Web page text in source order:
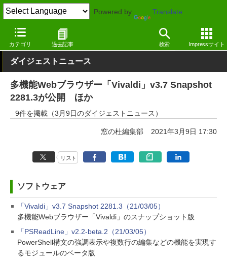
Powered by Translate
カテゴリ 過去記事 検索 Impressサイト
窓の杜 その他の話題 アップデート
ダイジェストニュース
多機能Webブラウザー「Vivaldi」v3.7 Snapshot
2281.3が公開 ほか
9件を掲載（3月9日のダイジェストニュース）
窓の杜編集部 2021年3月9日 17:30
リスト
ソフトウェア
「Vivaldi」v3.7 Snapshot 2281.3（21/03/05）
多機能Webブラウザー「Vivaldi」のスナップショット版
「PSReadLine」v2.2-beta.2（21/03/05）
PowerShell構文の強調表示や複数行の編集などの機能を実現す
るモジュールのベータ版